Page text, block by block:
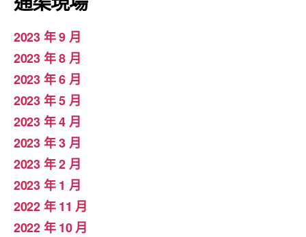
2023 年 9 月
2023 年 8 月
2023 年 6 月
2023 年 5 月
2023 年 4 月
2023 年 3 月
2023 年 2 月
2023 年 1 月
2022 年 11 月
2022 年 10 月